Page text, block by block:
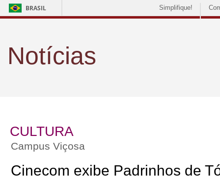
BRASIL Simplifique!
Notícias
CULTURA
Campus Viçosa
Cinecom exibe Padrinhos de